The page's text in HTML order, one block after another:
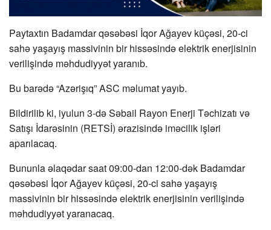
Paytaxtın Badamdar qəsəbəsi İqor Ağayev küçəsi, 20-ci
sahə yaşayış massivinin bir hissəsində elektrik enerjisinin
verilişində məhdudiyyət yaranıb.
Bu barədə “Azərişıq” ASC məlumat yayıb.
Bildirilib ki, iyulun 3-də Səbail Rayon Enerji Təchizatı və
Satışı İdarəsinin (RETSİ) ərazisində iməcilik işləri
aparılacaq.
Bununla əlaqədar saat 09:00-dan 12:00-dək Badamdar
qəsəbəsi İqor Ağayev küçəsi, 20-ci sahə yaşayış
massivinin bir hissəsində elektrik enerjisinin verilişində
məhdudiyyət yaranacaq.